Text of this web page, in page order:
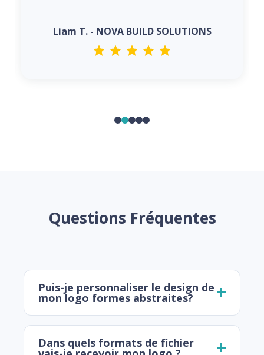
Liam T. - NOVA BUILD SOLUTIONS
Questions Fréquentes
Puis-je personnaliser le design de
mon logo formes abstraites?
Dans quels formats de fichier